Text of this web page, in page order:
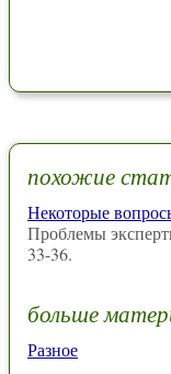
похожие
Некоторые
Проблемы
33-36.
больше
Разное